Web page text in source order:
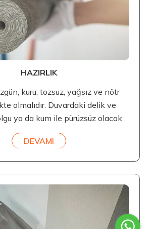
HAZIRLIK
kuru, tozsuz, yağsız ve nötr
olmalıdır. Duvardaki delik ve
ya da kum ile pürüzsüz olacak
DEVAMI